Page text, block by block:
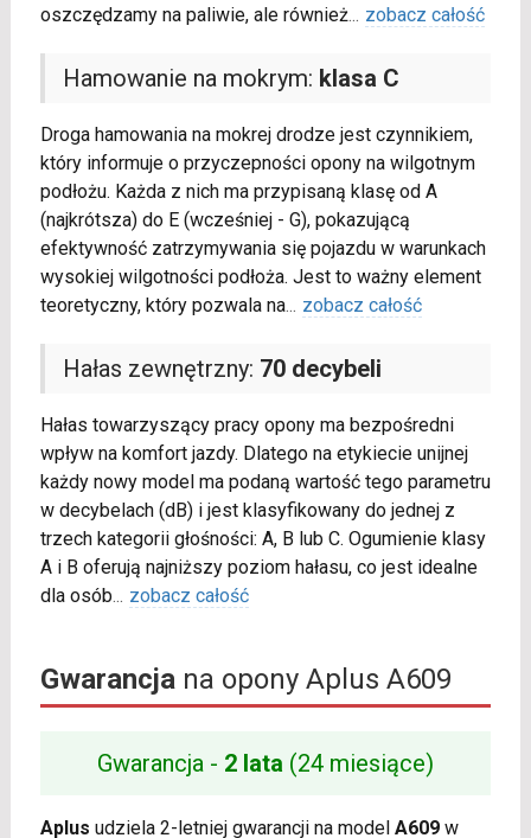
oszczędzamy na paliwie, ale również... zobacz całość
Hamowanie na mokrym: klasa C
Droga hamowania na mokrej drodze jest czynnikiem,
który informuje o przyczepności opony na wilgotnym
podłożu. Każda z nich ma przypisaną klasę od A
(najkrótsza) do E (wcześniej - G), pokazującą
efektywność zatrzymywania się pojazdu w warunkach
wysokiej wilgotności podłoża. Jest to ważny element
teoretyczny, który pozwala na... zobacz całość
Hałas zewnętrzny: 70 decybeli
Hałas towarzyszący pracy opony ma bezpośredni
wpływ na komfort jazdy. Dlatego na etykiecie unijnej
każdy nowy model ma podaną wartość tego parametru
w decybelach (dB) i jest klasyfikowany do jednej z
trzech kategorii głośności: A, B lub C. Ogumienie klasy
A i B oferują najniższy poziom hałasu, co jest idealne
dla osób... zobacz całość
Gwarancjana opony Aplus A609
Gwarancja - 2 lata (24 miesiące)
Aplus udziela 2-letniej gwarancji na model A609w